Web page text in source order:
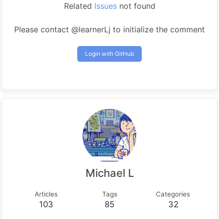
Related Issuesnot found
Please contact @learnerLj to initialize the comment
Login with GitHub
Michael L
Articles
103
Tags
85
Categories
32